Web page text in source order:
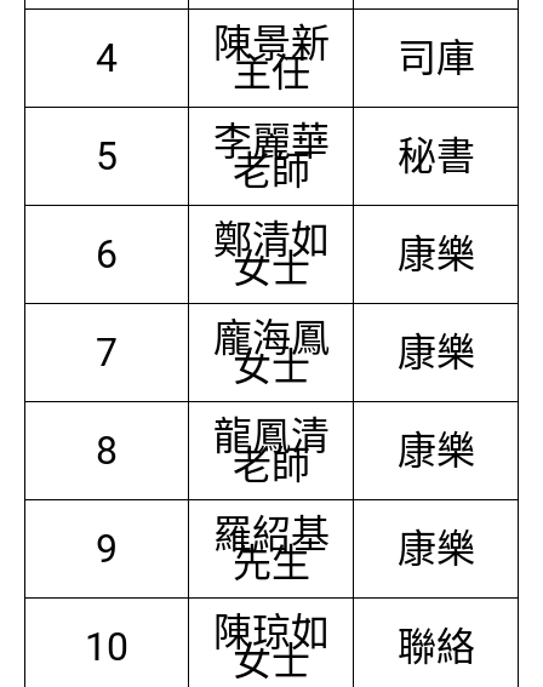
4 陳景新
主任 司庫
5 李麗華
老師 秘書
6 鄭清如
女士 康樂
7 龐海鳳
女士 康樂
8 龍鳳清
老師 康樂
9 羅紹基
先生 康樂
10 陳琼如
女士 聯絡